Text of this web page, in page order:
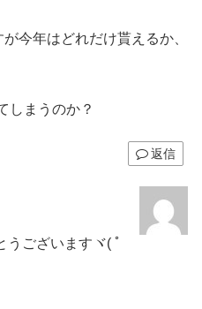
今年はどれだけ貰えるか、
しまうのか？
返信
うございますヾ( ﾟ